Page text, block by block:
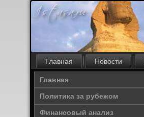
Главная Новости
Главная
Политика за рубежом
Финансовый анализ